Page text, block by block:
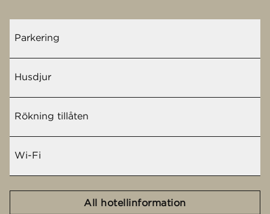
Parkering
Husdjur
Rökning tillåten
Wi-Fi
All hotellinformation